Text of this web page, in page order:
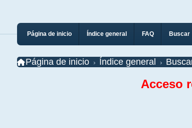
Página de inicio Índice general FAQ Buscar
Página de inicio Índice general
Acceso